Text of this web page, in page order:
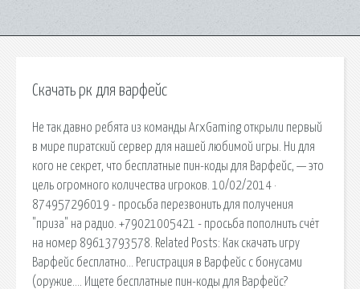
Скачать рк для варфейс
Не так давно ребята из команды ArxGaming открыли первый
в мире пиратский сервер для нашей любимой игры. Ни для
кого не секрет, что бесплатные пин-коды для Варфейс, — это
цель огромного количества игроков. 10/02/2014 ·
874957296019 - просьба перезвонить для получения
"приза" на радио. +79021005421 - просьба пополнить счёт
на номер 89613793578. Related Posts: Как скачать игру
Варфейс бесплатно… Регистрация в Варфейс с бонусами
(оружие…. Ищете бесплатные пин-коды для Варфейс?